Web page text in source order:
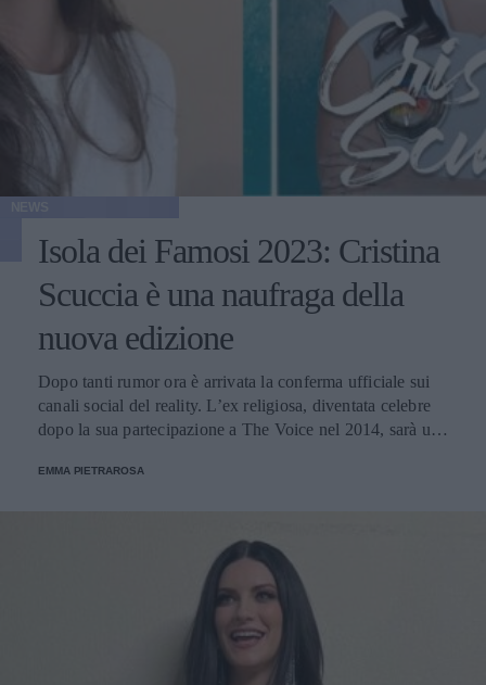
Isola dei Famosi 2023: Cristina
Scuccia è una naufraga della
nuova edizione
Dopo tanti rumor ora è arrivata la conferma ufficiale sui
canali social del reality. L’ex religiosa, diventata celebre
dopo la sua partecipazione a The Voice nel 2014, sarà una
EMMA PIETRAROSA